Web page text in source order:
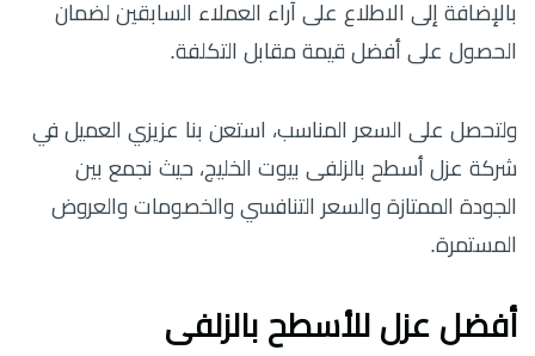
بالإضافة إلى الاطلاع على آراء العملاء السابقين لضمان
الحصول على أفضل قيمة مقابل التكلفة.
ولتحصل على السعر المناسب، استعن بنا عزيزي العميل في
شركة عزل أسطح بالزلفى بيوت الخليج، حيث نجمع بين
الجودة الممتازة والسعر التنافسي والخصومات والعروض
المستمرة.
أفضل عزل للأسطح بالزلفى